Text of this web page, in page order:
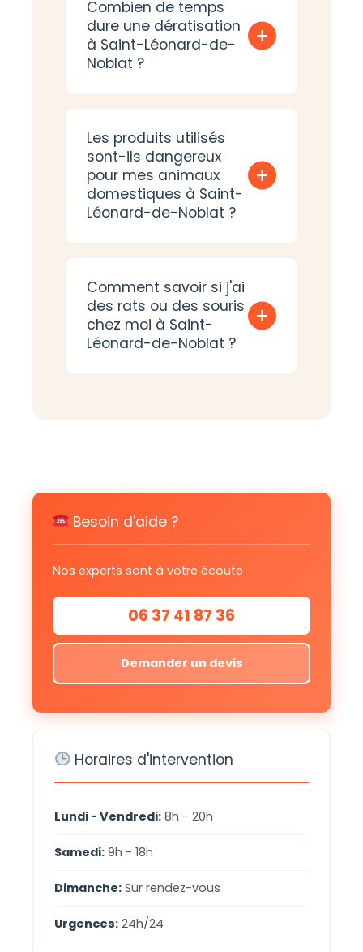
Combien de temps
dure une dératisation
à Saint-Léonard-de-
Noblat ?
+
Les produits utilisés
sont-ils dangereux
pour mes animaux
domestiques à Saint-
Léonard-de-Noblat ?
+
Comment savoir si j'ai
des rats ou des souris
chez moi à Saint-
Léonard-de-Noblat ?
+
Besoin d'aide ?
Nos experts sont à votre écoute
06 37 41 87 36
Demander un devis
Horaires d'intervention
Lundi - Vendredi: 8h - 20h
Samedi: 9h - 18h
Dimanche: Sur rendez-vous
Urgences: 24h/24